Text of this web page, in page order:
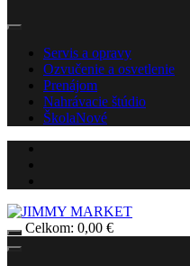
Servis a opravy
Ozvučenie a osvetlenie
Prenájom
Nahrávacie štúdio
ŠkolaNové
Celkom: 0,00 €